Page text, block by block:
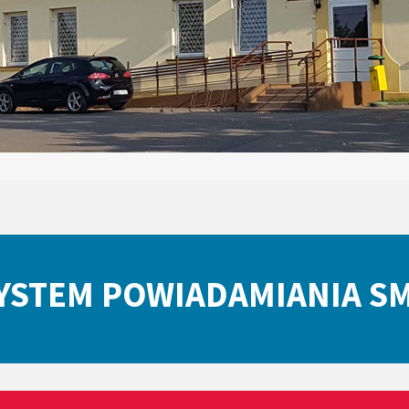
POWIADAMIANIA